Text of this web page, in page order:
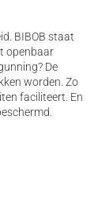
BIBOB staat
openbaar
De
worden. Zo
faciliteert. En